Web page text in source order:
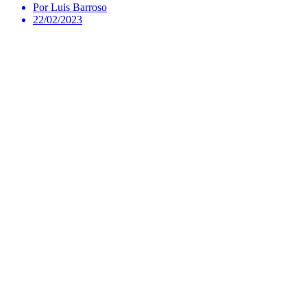
Por Luis Barroso
22/02/2023